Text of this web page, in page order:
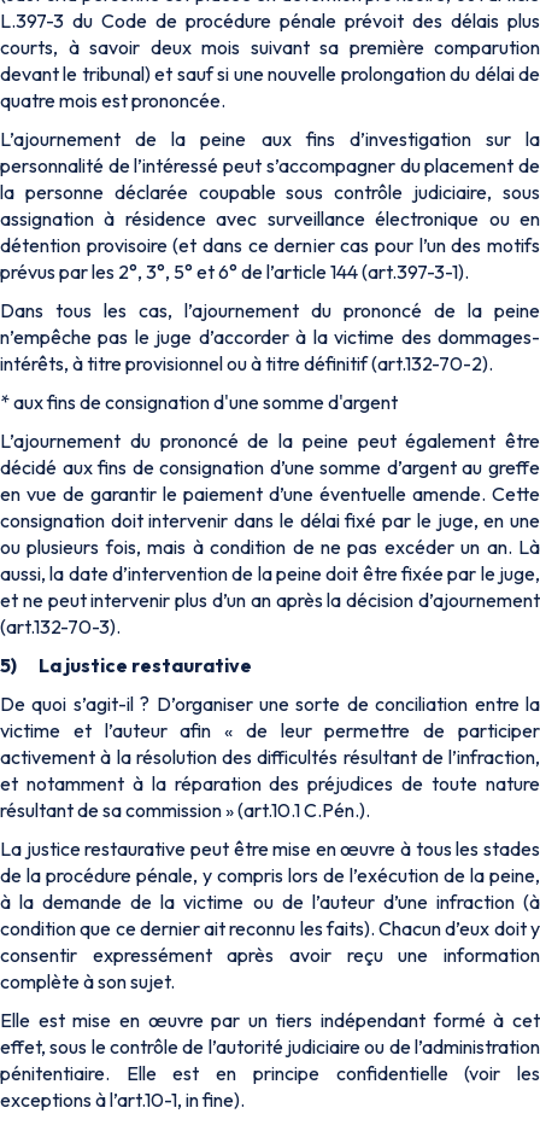
L.397-3 du Code de procédure pénale prévoit des délais plus
courts, à savoir deux mois suivant sa première comparution
devant le tribunal) et sauf si une nouvelle prolongation du délai de
quatre mois est prononcée.
L’ajournement de la peine aux fins d’investigation sur la
personnalité de l’intéressé peut s’accompagner du placement de
la personne déclarée coupable sous contrôle judiciaire, sous
assignation à résidence avec surveillance électronique ou en
détention provisoire (et dans ce dernier cas pour l’un des motifs
prévus par les 2°, 3°, 5° et 6° de l’article 144 (art.397-3-1).
Dans tous les cas, l’ajournement du prononcé de la peine
n’empêche pas le juge d’accorder à la victime des dommages-
intérêts, à titre provisionnel ou à titre définitif (art.132-70-2).
* aux fins de consignation d'une somme d'argent
L’ajournement du prononcé de la peine peut également être
décidé aux fins de consignation d’une somme d’argent au greffe
en vue de garantir le paiement d’une éventuelle amende. Cette
consignation doit intervenir dans le délai fixé par le juge, en une
ou plusieurs fois, mais à condition de ne pas excéder un an. Là
aussi, la date d’intervention de la peine doit être fixée par le juge,
et ne peut intervenir plus d’un an après la décision d’ajournement
(art.132-70-3).
5) La justice restaurative
De quoi s’agit-il ? D’organiser une sorte de conciliation entre la
victime et l’auteur afin « de leur permettre de participer
activement à la résolution des difficultés résultant de l’infraction,
et notamment à la réparation des préjudices de toute nature
résultant de sa commission » (art.10.1 C.Pén.).
La justice restaurative peut être mise en œuvre à tous les stades
de la procédure pénale, y compris lors de l’exécution de la peine,
à la demande de la victime ou de l’auteur d’une infraction (à
condition que ce dernier ait reconnu les faits). Chacun d’eux doit y
consentir expressément après avoir reçu une information
complète à son sujet.
Elle est mise en œuvre par un tiers indépendant formé à cet
effet, sous le contrôle de l’autorité judiciaire ou de l’administration
pénitentiaire. Elle est en principe confidentielle (voir les
exceptions à l’art.10-1, in fine).